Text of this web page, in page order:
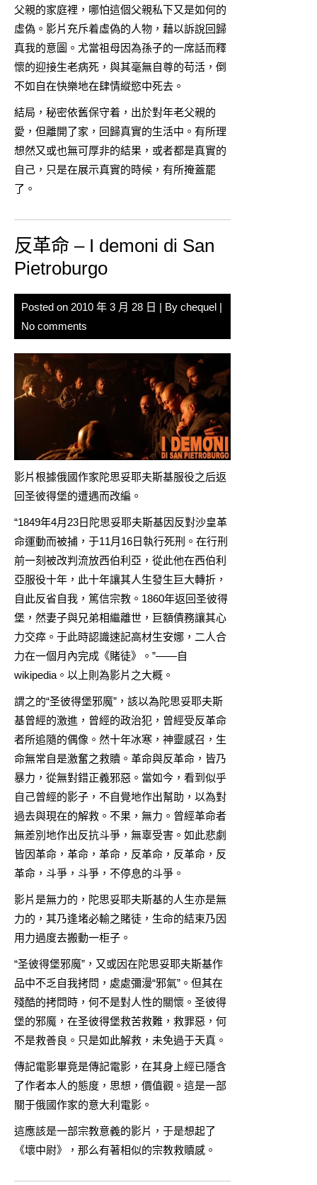
父親的家庭裡，哪怕這個父親私下又是如何的
虛偽。影片充斥着虛偽的人物，藉以訴說回歸
真我的意圖。尤當祖母因為孫子的一席話而釋
懷的迎接生老病死，與其毫無自尊的苟活，倒
不如自在快樂地在肆情縱慾中死去。
結局，秘密依舊保守着，出於對年老父親的
愛，但離開了家，回歸真實的生活中。有所理
想然又或也無可厚非的結果，或者都是真實的
自己，只是在展示真實的時候，有所掩蓋罷
了。
反革命 – I demoni di San
Pietroburgo
Posted on 2010 年 3 月 28 日 | By chequel |
No comments
影片根據俄國作家陀思妥耶夫斯基服役之后返
回圣彼得堡的遭遇而改編。
“1849年4月23日陀思妥耶夫斯基因反對沙皇革
命運動而被捕，于11月16日執行死刑。在行刑
前一刻被改判流放西伯利亞，從此他在西伯利
亞服役十年，此十年讓其人生發生巨大轉折，
自此反省自我，篤信宗教。1860年返回圣彼得
堡，然妻子與兄弟相繼離世，巨額債務讓其心
力交瘁。于此時認識速記高材生安娜，二人合
力在一個月內完成《賭徒》。”——自
wikipedia。以上則為影片之大概。
謂之的“圣彼得堡邪魔”，該以為陀思妥耶夫斯
基曾經的激進，曾經的政治犯，曾經受反革命
者所追隨的偶像。然十年冰寒，神靈感召，生
命無常自是激奮之救贖。革命與反革命，皆乃
暴力，從無對錯正義邪惡。當如今，看到似乎
自己曾經的影子，不自覺地作出幫助，以為對
過去與現在的解救。不果，無力。曾經革命者
無差別地作出反抗斗爭，無辜受害。如此悲劇
皆因革命，革命，革命，反革命，反革命，反
革命，斗爭，斗爭，不停息的斗爭。
影片是無力的，陀思妥耶夫斯基的人生亦是無
力的，其乃逢堵必輸之賭徒，生命的結束乃因
用力過度去搬動一柜子。
“圣彼得堡邪魔”，又或因在陀思妥耶夫斯基作
品中不乏自我拷問，處處彌漫“邪氣”。但其在
殘酷的拷問時，何不是對人性的關懷。圣彼得
堡的邪魔，在圣彼得堡救苦救難，救罪惡，何
不是救善良。只是如此解救，未免過于天真。
傳記電影畢竟是傳記電影，在其身上經已隱含
了作者本人的態度，思想，價值觀。這是一部
關于俄國作家的意大利電影。
這應該是一部宗教意義的影片，于是想起了
《壞中尉》，那么有著相似的宗教救贖感。